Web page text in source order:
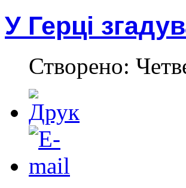
У Герці
Створено: